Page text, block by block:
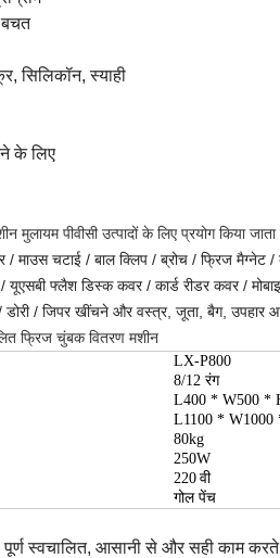
सिलिकॉन, स्याही
के लिए
पीवीसी उत्पादों के लिए प्रयोग किया जाता
/ माउस चटाई / बाल क्लिप / ब्रोच / फ्रिज मैग्नेट
/ यूएसबी फ्लैश डिस्क कवर / कार्ड रीडर कवर /
/ जिपर खींचने और वस्त्र, जूता, बैग, उपहार
फ्रिज चुंबक वितरण मशीन
LX-P800
8/12 रंग
L400 * W500 *
L1100 * W1000
80kg
250W
220 वी
गोल पेंच
पूर्ण स्वचालित, आसानी से और सही काम